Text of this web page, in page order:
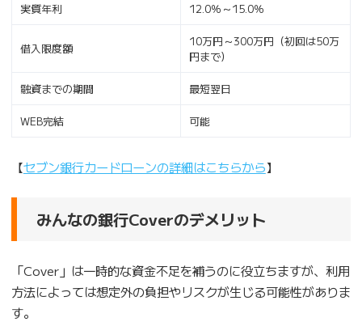
実質年利 12.0％～15.0％
借入限度額
10万円～300万円（初回は50万
円まで）
融資までの期間 最短翌日
WEB完結 可能
【セブン銀行カードローンの詳細はこちらから】
みんなの銀行Coverのデメリット
「Cover」は一時的な資金不足を補うのに役立ちますが、利用
方法によっては想定外の負担やリスクが生じる可能性がありま
す。